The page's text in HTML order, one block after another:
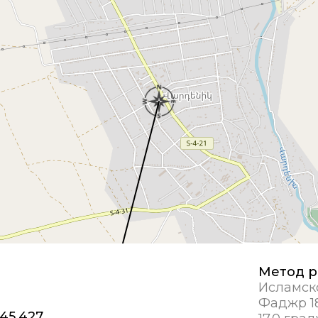
Метод
Фаджр